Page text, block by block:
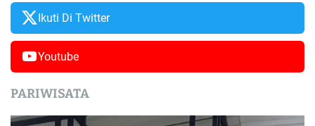
Ikuti Di Twitter
Youtube
PARIWISATA